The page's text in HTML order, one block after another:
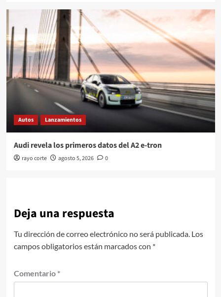
Autos Lanzamientos
Audi revela los primeros datos del A2 e-tron
rayo corte agosto 5, 2026 0
Deja una respuesta
Tu dirección de correo electrónico no será publicada. Los
campos obligatorios están marcados con *
Comentario *